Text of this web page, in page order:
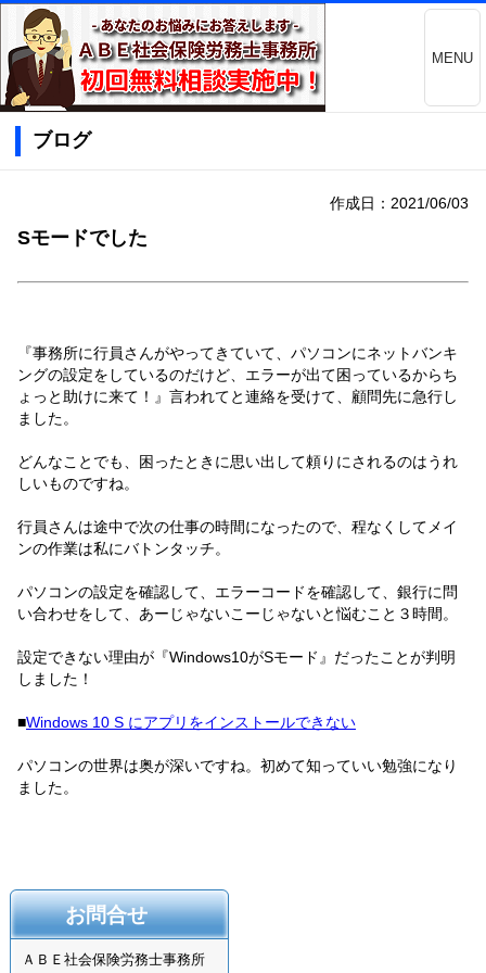
MENU
ブログ
作成日：2021/06/03
Sモードでした
『事務所に行員さんがやってきていて、パソコンにネットバンキ
ングの設定をしているのだけど、エラーが出て困っているからち
ょっと助けに来て！』言われてと連絡を受けて、顧問先に急行し
ました。
どんなことでも、困ったときに思い出して頼りにされるのはうれ
しいものですね。
行員さんは途中で次の仕事の時間になったので、程なくしてメイ
ンの作業は私にバトンタッチ。
パソコンの設定を確認して、エラーコードを確認して、銀行に問
い合わせをして、あーじゃないこーじゃないと悩むこと３時間。
設定できない理由が『Windows10がSモード』だったことが判明
しました！
■Windows 10 S にアプリをインストールできない
パソコンの世界は奥が深いですね。初めて知っていい勉強になり
ました。
お問合せ
ＡＢＥ社会保険労務士事務所